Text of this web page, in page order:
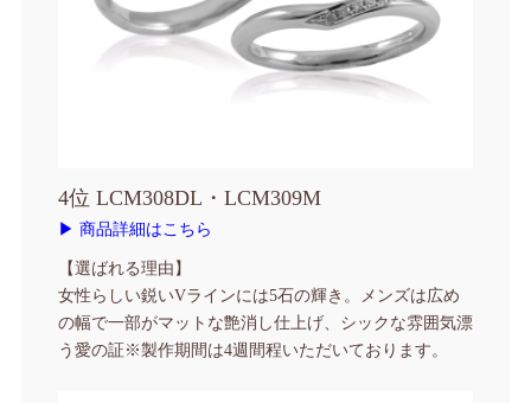
4位 LCM308DL・LCM309M
▶ 商品詳細はこちら
【選ばれる理由】
女性らしい鋭いVラインには5石の輝き。メンズは広め
の幅で一部がマットな艶消し仕上げ、シックな雰囲気漂
う愛の証※製作期間は4週間程いただいております。